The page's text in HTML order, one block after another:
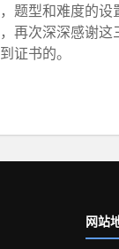
题型和难度的设
再次深深感谢
证书的。
网站